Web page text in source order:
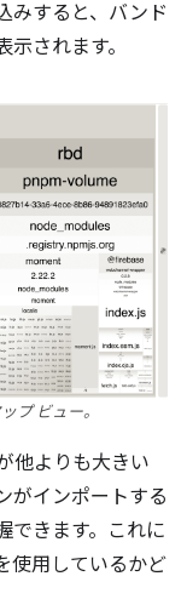
みすると、バンド
されます。
プ ビュー。
他よりも大きい
がインポートする
できます。これに
使用しているかど